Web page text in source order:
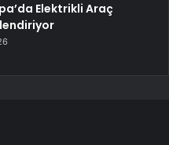
Elektrikli Araç